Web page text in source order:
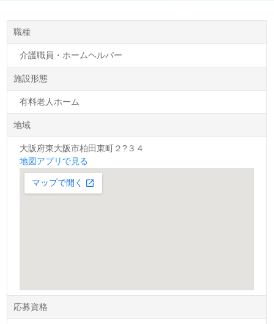
職種
介護職員・ホームヘルパー
施設形態
有料老人ホーム
地域
大阪府東大阪市柏田東町２?３４
地図アプリで見る
応募資格